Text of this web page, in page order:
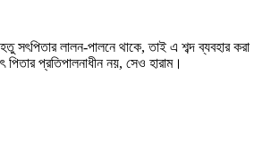
সৎপিতার লালন-পালনে থাকে, তাই এ শব্দ ব্যবহার করা
প্রতিপালনাধীন নয়, সেও হারাম।